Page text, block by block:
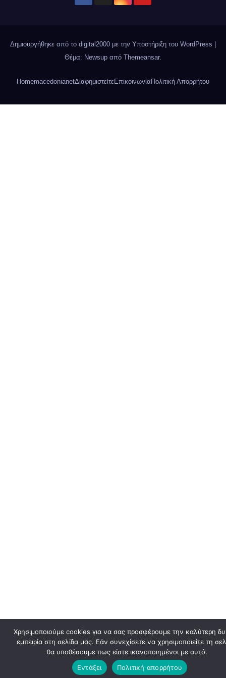
Δημιουργήθηκε από το digital2000 με την Υποστήριξη του WordPress
Θέμα: Newsup από Themeansar.
HomemacedonianetΔιαφημιστείτεΕπικοινωνία Πολιτική Απορρήτου
Χρησιμοποιούμε cookies για να σας προσφέρουμε την καλύτερη
εμπειρία στη σελίδα μας. Εάν συνεχίσετε να χρησιμοποιείτε τη
θα υποθέσουμε πως είστε ικανοποιημένοι με αυτό.
Εντάξει
Πολιτική απορρήτου